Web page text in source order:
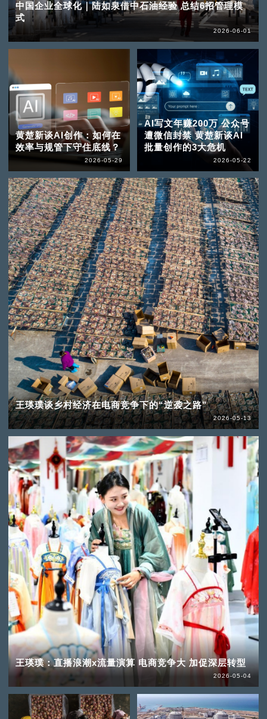
中国企业全球化｜陆如泉借中石油经验 总结6招管理模
式
2026-06-01
黄楚新谈AI创作：如何在
效率与规管下守住底线？
2026-05-29
AI写文年赚200万 公众号
遭微信封禁 黄楚新谈AI
批量创作的3大危机
2026-05-22
王瑛璞谈乡村经济在电商竞争下的“逆袭之路”
2026-05-13
王瑛璞：直播浪潮x流量演算 电商竞争大 加促深层转型
2026-05-04